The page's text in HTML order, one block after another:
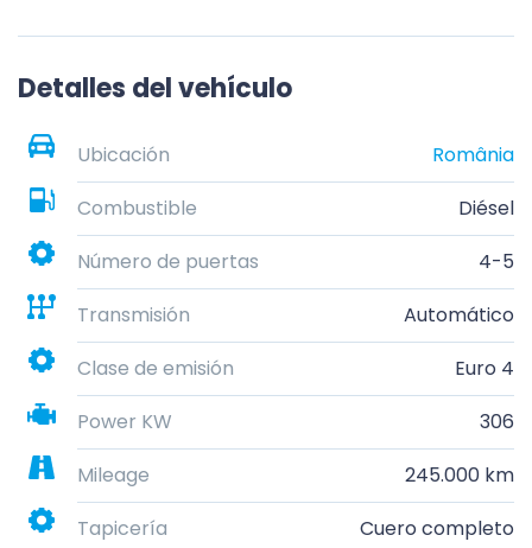
Detalles del vehículo
Ubicación
România
Combustible
Diésel
Número de puertas
4-5
Transmisión
Automático
Clase de emisión
Euro 4
Power KW
306
Mileage
245.000 km
Tapicería
Cuero completo